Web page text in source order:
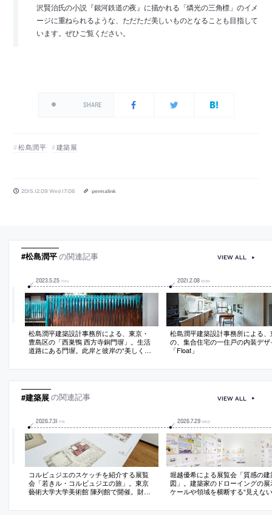
沢賢治氏の小説『銀河鉄道の夜』に描かれる「燐光の三角標」のイメ
ージに重ねられるような、ただただ美しいものとなることも目指して
います。ぜひご覧ください。
SHARE
松島潤平 建築展
2015.12.09 Wed 17:06 permalink
#松島潤平の関連記事
2023.5.25 THU
松島潤平建築設計事務所による、東京・
豊島区の「西巣鴨 西方寺銅門塀」。生活
道路にある門塀。此岸と彼岸の“美しく曖
返り招き猫”から着想して片面緑青仕上
情が道行く人々にも特別な体験を提供
2021 2.08 MON
松島潤平建築設計事務所による、
の、集合住宅の一住戸の内装デザ
「Float」
VIEW ALL
#建築展の関連記事
2026.7.31 FRI
コルビュジエのスケッチを紹介する展覧
会「若きル・コルビュジエの旅」。東京
藝術大学大学美術館 陳列館で開催。財団
100点を選定し、高解像度データを元に原
2026.7.29 WED
堀越優希による展覧会「質感の建
図」。建築家のドローイングの展
ケールや領域を横断する“見えな
観と客観が混在する建築の経験を
VIEW ALL